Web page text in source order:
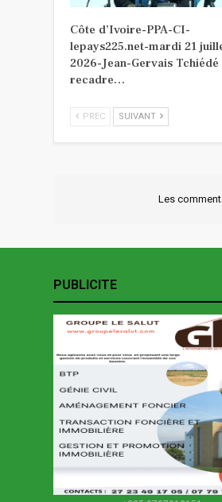
Côte d’Ivoire-PPA-CI-
lepays225.net-mardi 21
2026-Jean-Gervais Tchiédé
recadre…
PREC SUIVANT
Les
PUBLICITE